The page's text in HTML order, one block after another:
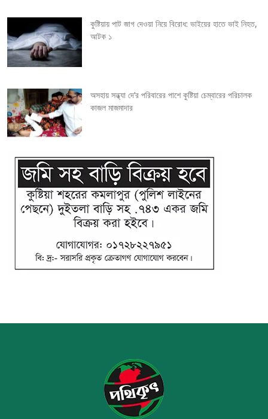
i
o
n
কুষ্টিয়ায় পাট জাগ দেওয়া নিয়ে বিরোধ: ভাইয়ের হাতে ভাই নিহত,
আটক ১
অসহায় সন্ধ্যা দে’র পরিবারের পাশে কুষ্টিয়া চেম্বারের পরিচালক
কাজল মাজমাদার